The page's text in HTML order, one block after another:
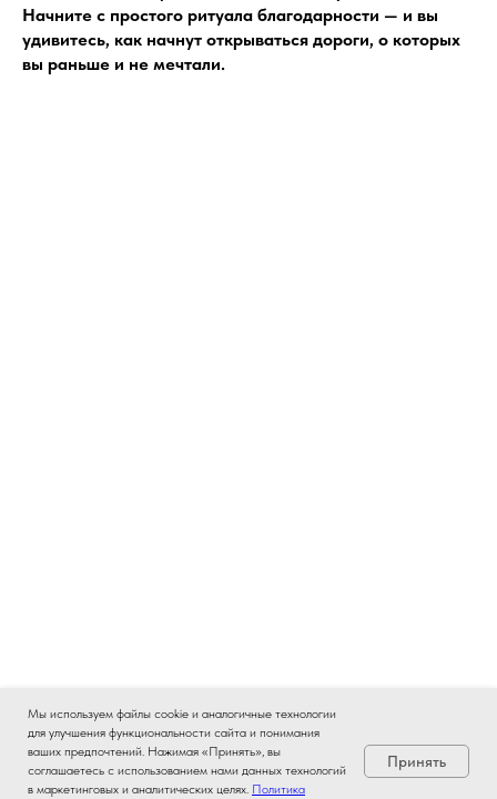
Начните с простого ритуала благодарности — и вы
удивитесь, как начнут открываться дороги, о которых
вы раньше и не мечтали.
Мы используем файлы cookie и аналогичные технологии
для улучшения функциональности сайта и понимания
ваших предпочтений. Нажимая «Принять», вы
соглашаетесь с использованием нами данных технологий
в маркетинговых и аналитических целях. Политика
Принять